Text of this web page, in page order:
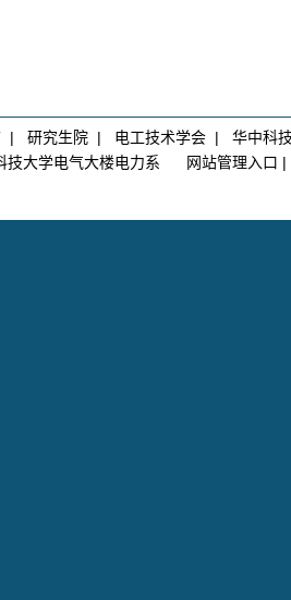
| 研究生院 | 电工技术学会 | 华中科
技大学电气大楼电力系
网站管理入口 |